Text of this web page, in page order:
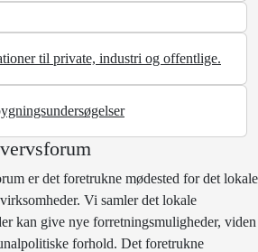
til private, industri og offentlige.
er det foretrukne mødested for det lokale
Vi samler det lokale
kan give nye forretningsmuligheder, viden
forhold. Det foretrukne